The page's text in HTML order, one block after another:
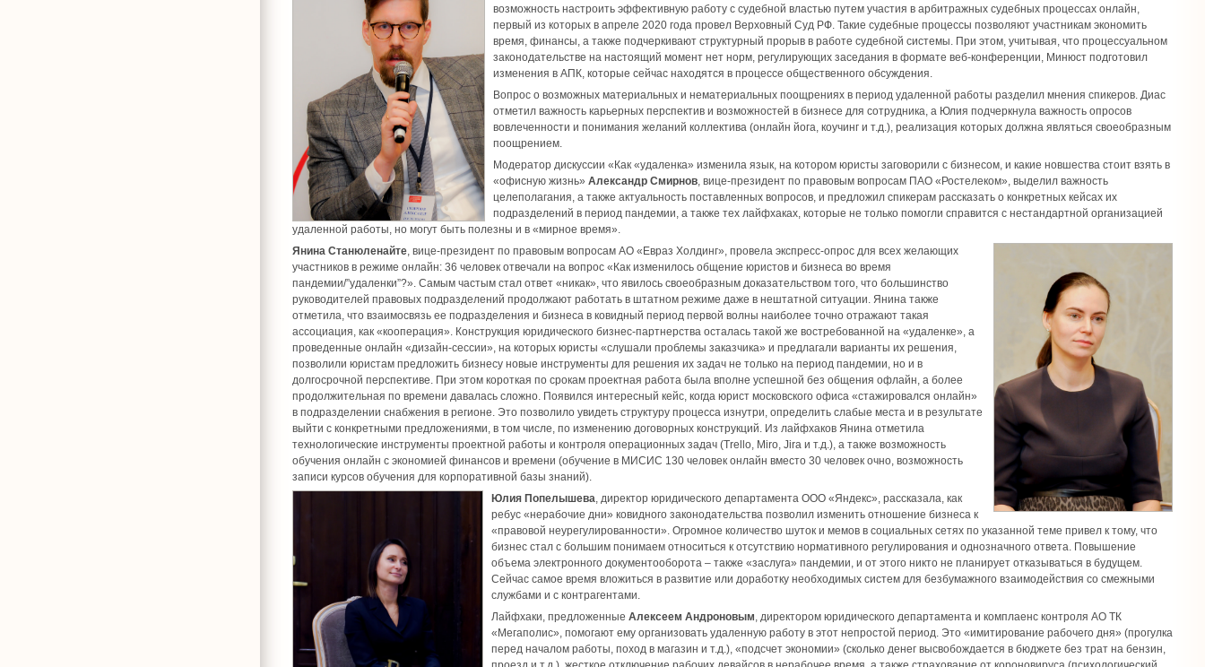
возможность настроить эффективную работу с судебной властью путем участия в арбитражных судебных процессах онлайн,
первый из которых в апреле 2020 года провел Верховный Суд РФ. Такие судебные процессы позволяют участникам экономить
время, финансы, а также подчеркивают структурный прорыв в работе судебной системы. При этом, учитывая, что процессуальном
законодательстве на настоящий момент нет норм, регулирующих заседания в формате веб-конференции, Минюст подготовил
изменения в АПК, которые сейчас находятся в процессе общественного обсуждения.
Вопрос о возможных материальных и нематериальных поощрениях в период удаленной работы разделил мнения спикеров. Диас
отметил важность карьерных перспектив и возможностей в бизнесе для сотрудника, а Юлия подчеркнула важность опросов
вовлеченности и понимания желаний коллектива (онлайн йога, коучинг и т.д.), реализация которых должна являться своеобразным
поощрением.
Модератор дискуссии «Как «удаленка» изменила язык, на котором юристы заговорили с бизнесом, и какие новшества стоит взять в
«офисную жизнь» Александр Смирнов, вице-президент по правовым вопросам ПАО «Ростелеком», выделил важность
целеполагания, а также актуальность поставленных вопросов, и предложил спикерам рассказать о конкретных кейсах их
подразделений в период пандемии, а также тех лайфхаках, которые не только помогли справится с нестандартной организацией
удаленной работы, но могут быть полезны и в «мирное время».
Янина Станюленайте, вице-президент по правовым вопросам АО «Евраз Холдинг», провела экспресс-опрос для всех желающих
участников в режиме онлайн: 36 человек отвечали на вопрос «Как изменилось общение юристов и бизнеса во время
пандемии/”удаленки”?». Самым частым стал ответ «никак», что явилось своеобразным доказательством того, что большинство
руководителей правовых подразделений продолжают работать в штатном режиме даже в нештатной ситуации. Янина также
отметила, что взаимосвязь ее подразделения и бизнеса в ковидный период первой волны наиболее точно отражают такая
ассоциация, как «кооперация». Конструкция юридического бизнес-партнерства осталась такой же востребованной на «удаленке», а
проведенные онлайн «дизайн-сессии», на которых юристы «слушали проблемы заказчика» и предлагали варианты их решения,
позволили юристам предложить бизнесу новые инструменты для решения их задач не только на период пандемии, но и в
долгосрочной перспективе. При этом короткая по срокам проектная работа была вполне успешной без общения офлайн, а более
продолжительная по времени давалась сложно. Появился интересный кейс, когда юрист московского офиса «стажировался онлайн»
в подразделении снабжения в регионе. Это позволило увидеть структуру процесса изнутри, определить слабые места и в результате
выйти с конкретными предложениями, в том числе, по изменению договорных конструкций. Из лайфхаков Янина отметила
технологические инструменты проектной работы и контроля операционных задач (Trello, Miro, Jira и т.д.), а также возможность
обучения онлайн с экономией финансов и времени (обучение в МИСИС 130 человек онлайн вместо 30 человек очно, возможность
записи курсов обучения для корпоративной базы знаний).
Юлия Попелышева, директор юридического департамента ООО «Яндекс», рассказала, как
ребус «нерабочие дни» ковидного законодательства позволил изменить отношение бизнеса к
«правовой неурегулированности». Огромное количество шуток и мемов в социальных сетях по указанной теме привел к тому, что
бизнес стал с большим понимаем относиться к отсутствию нормативного регулирования и однозначного ответа. Повышение
объема электронного документооборота – также «заслуга» пандемии, и от этого никто не планирует отказываться в будущем.
Сейчас самое время вложиться в развитие или доработку необходимых систем для безбумажного взаимодействия со смежными
службами и с контрагентами.
Лайфхаки, предложенные Алексеем Андроновым, директором юридического департамента и комплаенс контроля АО ТК
«Мегаполис», помогают ему организовать удаленную работу в этот непростой период. Это «имитирование рабочего дня» (прогулка
перед началом работы, поход в магазин и т.д.), «подсчет экономии» (сколько денег высвобождается в бюджете без трат на бензин,